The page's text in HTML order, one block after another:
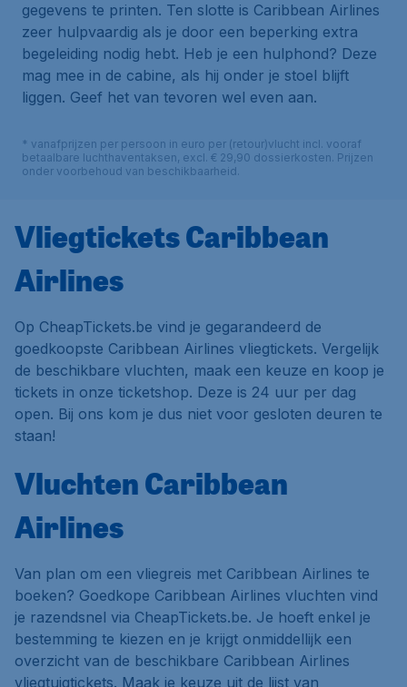
gegevens te printen. Ten slotte is Caribbean Airlines
zeer hulpvaardig als je door een beperking extra
begeleiding nodig hebt. Heb je een hulphond? Deze
mag mee in de cabine, als hij onder je stoel blijft
liggen. Geef het van tevoren wel even aan.
* vanafprijzen per persoon in euro per (retour)vlucht incl. vooraf
betaalbare luchthaventaksen, excl. € 29,90 dossierkosten. Prijzen
onder voorbehoud van beschikbaarheid.
Vliegtickets Caribbean
Airlines
Op CheapTickets.be vind je gegarandeerd de
goedkoopste Caribbean Airlines vliegtickets. Vergelijk
de beschikbare vluchten, maak een keuze en koop je
tickets in onze ticketshop. Deze is 24 uur per dag
open. Bij ons kom je dus niet voor gesloten deuren te
staan!
Vluchten Caribbean
Airlines
Van plan om een vliegreis met Caribbean Airlines te
boeken? Goedkope Caribbean Airlines vluchten vind
je razendsnel via CheapTickets.be. Je hoeft enkel je
bestemming te kiezen en je krijgt onmiddellijk een
overzicht van de beschikbare Caribbean Airlines
vliegtuigtickets. Maak je keuze uit de lijst van